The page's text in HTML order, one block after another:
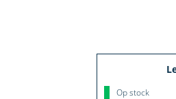
Op stock